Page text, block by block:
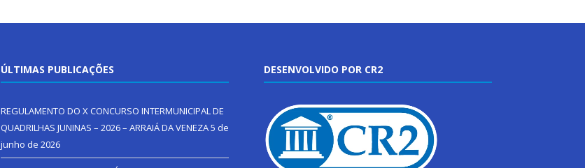
ÚLTIMAS PUBLICAÇÕES
REGULAMENTO DO X CONCURSO INTERMUNICIPAL DE
QUADRILHAS JUNINAS – 2026 – ARRAIÁ DA VENEZA5 de
junho de 2026
DESENVOLVIDO POR CR2